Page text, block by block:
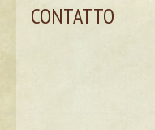
CONTATTO